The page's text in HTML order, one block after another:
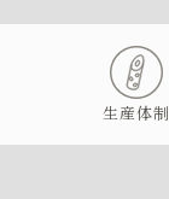
生産体制